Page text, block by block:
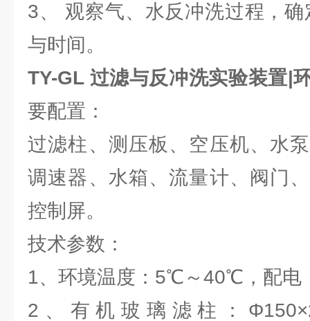
3、 观察气、水反冲洗过程，
与时间。
TY-GL 过滤与反冲洗实验装置|
要配置：
过滤柱、测压板、空压机、水
调速器、水箱、流量计、阀门
控制屏。
技术参数：
1、环境温度：5℃～40℃，配电
2、有机玻璃滤柱：